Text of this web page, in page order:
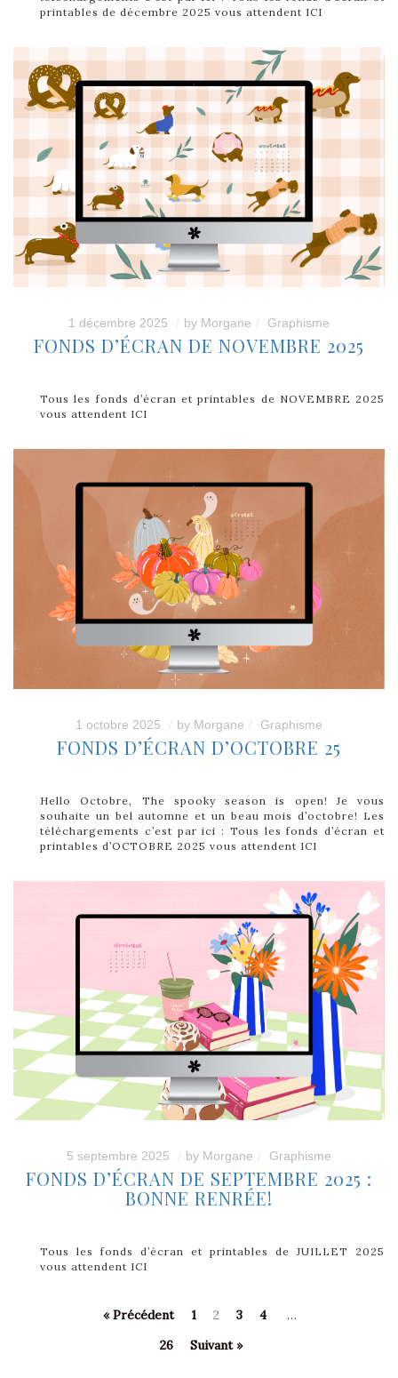
printables de décembre 2025 vous attendent ICI
1 décembre 2025 by Morgane Graphisme
FONDS D’ÉCRAN DE NOVEMBRE 2025
Tous les fonds d’écran et printables de NOVEMBRE 2025
vous attendent ICI
1 octobre 2025 by Morgane Graphisme
FONDS D’ÉCRAN D’OCTOBRE 25
Hello Octobre, The spooky season is open! Je vous
souhaite un bel automne et un beau mois d’octobre! Les
téléchargements c’est par ici : Tous les fonds d’écran et
printables d’OCTOBRE 2025 vous attendent ICI
5 septembre 2025 by Morgane Graphisme
FONDS D’ÉCRAN DE SEPTEMBRE 2025 :
BONNE RENRÉE!
Tous les fonds d’écran et printables de JUILLET 2025
vous attendent ICI
« Précédent 1 2 3 4
…
26
Suivant »